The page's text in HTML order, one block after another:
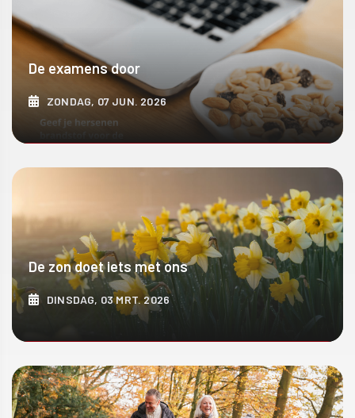
De examens door
ZONDAG, 07 JUN. 2026
ONTDEK MEER
De zon doet iets met ons
DINSDAG, 03 MRT. 2026
ONTDEK MEER